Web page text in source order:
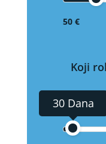
50 €
Koji
30 Dana